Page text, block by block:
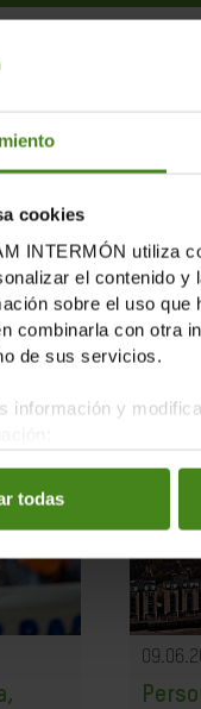
cookies
INTERMÓN utiliza
el contenido
sobre el uso
combinarla con otra
de sus servicios.
información y
todas